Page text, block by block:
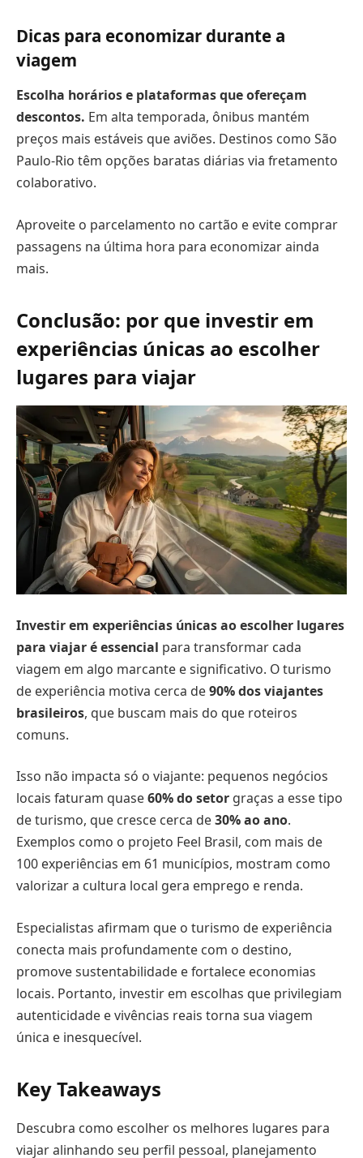
Dicas para economizar durante a
viagem
Escolha horários e plataformas que ofereçam
descontos. Em alta temporada, ônibus mantém
preços mais estáveis que aviões. Destinos como São
Paulo-Rio têm opções baratas diárias via fretamento
colaborativo.
Aproveite o parcelamento no cartão e evite comprar
passagens na última hora para economizar ainda
mais.
Conclusão: por que investir em
experiências únicas ao escolher
lugares para viajar
Investir em experiências únicas ao escolher lugares
para viajar é essencial para transformar cada
viagem em algo marcante e significativo. O turismo
de experiência motiva cerca de90% dos viajantes
brasileiros, que buscam mais do que roteiros
comuns.
Isso não impacta só o viajante: pequenos negócios
locais faturam quase60% do setor graças a esse tipo
de turismo, que cresce cerca de30% ao ano.
Exemplos como o projeto Feel Brasil, com mais de
100 experiências em 61 municípios, mostram como
valorizar a cultura local gera emprego e renda.
Especialistas afirmam que o turismo de experiência
conecta mais profundamente com o destino,
promove sustentabilidade e fortalece economias
locais. Portanto, investir em escolhas que privilegiam
autenticidade e vivências reais torna sua viagem
única e inesquecível.
Key Takeaways
Descubra como escolher os melhores lugares para
viajar alinhando seu perfil pessoal, planejamento